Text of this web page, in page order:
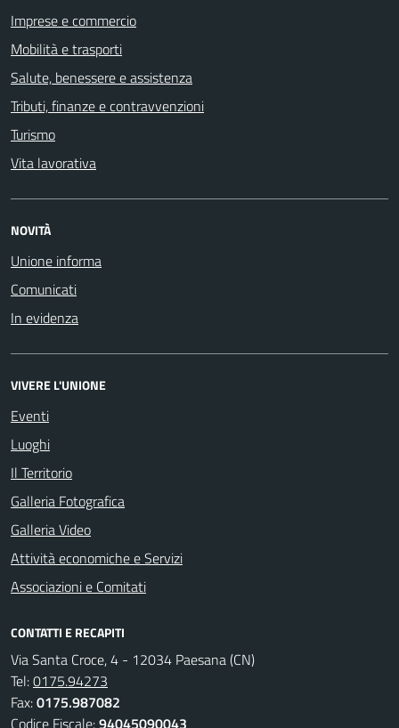
Imprese e commercio
Mobilità e trasporti
Salute, benessere e assistenza
Tributi, finanze e contravvenzioni
Turismo
Vita lavorativa
NOVITÀ
Unione informa
Comunicati
In evidenza
VIVERE L'UNIONE
Eventi
Luoghi
Il Territorio
Galleria Fotografica
Galleria Video
Attività economiche e Servizi
Associazioni e Comitati
CONTATTI E RECAPITI
Via Santa Croce, 4 - 12034 Paesana (CN)
Tel:0175.94273
Fax:0175.987082
Codice Fiscale:94045090043